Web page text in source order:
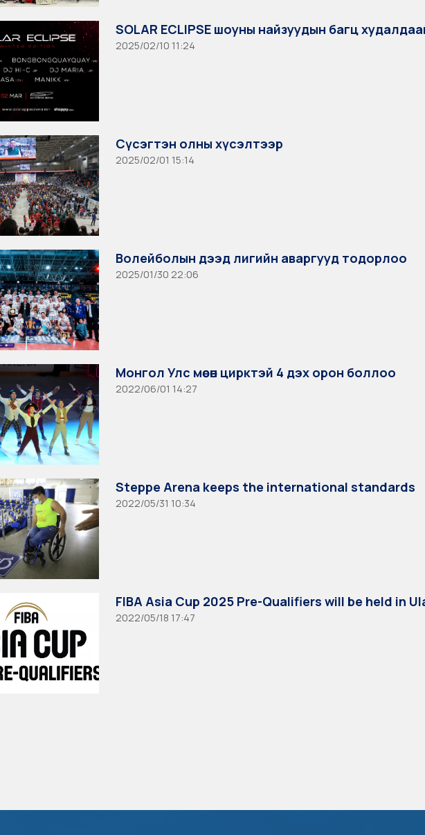
SOLAR ECLIPSE шоуны найзуудын багц
2025/02/10 11:24
Сүсэгтэн олны хүсэлтээр
2025/02/01 15:14
Волейболын дээд лигийн аваргууд тодорлоо
2025/01/30 22:06
Монгол Улс мөсөн цирктэй 4 дэх орон боллоо
2022/06/01 14:27
Steppe Arena keeps the international standards
2022/05/31 10:34
FIBA Asia Cup 2025 Pre-Qualifiers will be held in
2022/05/18 17:47